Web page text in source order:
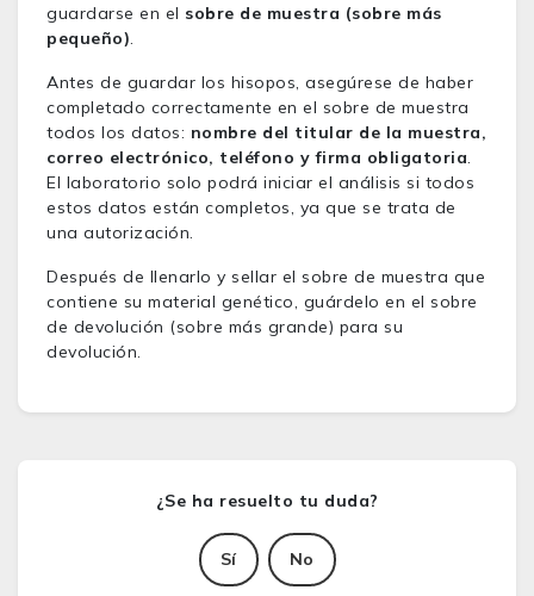
guardarse en el sobre de muestra (sobre más
pequeño).
Antes de guardar los hisopos, asegúrese de haber
completado correctamente en el sobre de muestra
todos los datos: nombre del titular de la muestra,
correo electrónico, teléfono y firma obligatoria.
El laboratorio solo podrá iniciar el análisis si todos
estos datos están completos, ya que se trata de
una autorización.
Después de llenarlo y sellar el sobre de muestra que
contiene su material genético, guárdelo en el sobre
de devolución (sobre más grande) para su
devolución.
Sí No